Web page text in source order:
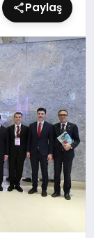
Paylaş